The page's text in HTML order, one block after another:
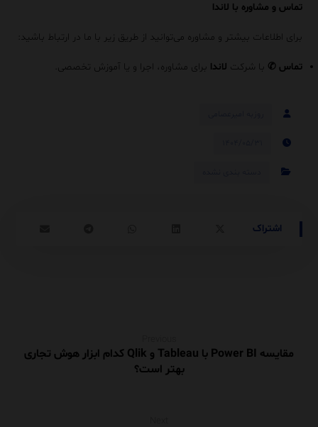
تماس و مشاوره با لاندا
برای اطلاعات بیشتر و مشاوره می‌توانید از طریق زیر با ما در ارتباط باشید:
تماس ✆ با شرکت لاندا برای مشاوره، اجرا و یا آموزش تخصصی.
مقایسه Power BI با Tableau و Qlik کدام ابزار هوش تجاری
بهتر است؟